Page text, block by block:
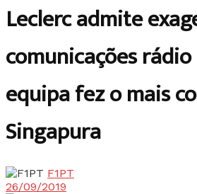
Leclerc admite
comunicações
equipa fez o mais
Singapura
F1PT
26/09/2019